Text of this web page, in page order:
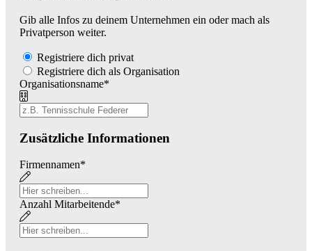
Gib alle Infos zu deinem Unternehmen ein oder mach als
Privatperson weiter.
Registriere dich privat
Registriere dich als Organisation
Organisationsname*
Zusätzliche Informationen
Firmennamen*
Anzahl Mitarbeitende*